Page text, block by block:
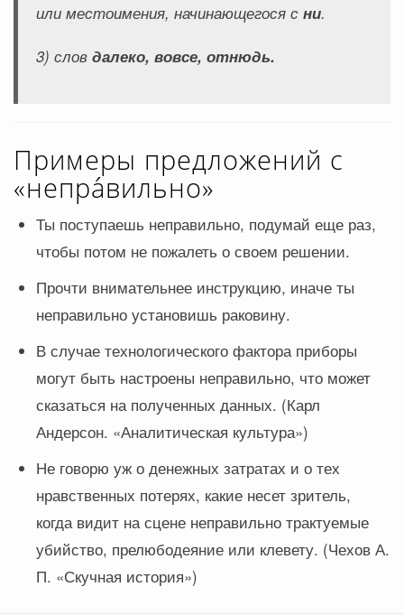
или местоимения, начинающегося с ни.
3) слов далеко, вовсе, отнюдь.
Примеры предложений с
«непра́вильно»
Ты поступаешь неправильно, подумай еще раз,
чтобы потом не пожалеть о своем решении.
Прочти внимательнее инструкцию, иначе ты
неправильно установишь раковину.
В случае технологического фактора приборы
могут быть настроены неправильно, что может
сказаться на полученных данных. (Карл
Андерсон. «Аналитическая культура»)
Не говорю уж о денежных затратах и о тех
нравственных потерях, какие несет зритель,
когда видит на сцене неправильно трактуемые
убийство, прелюбодеяние или клевету. (Чехов А.
П. «Скучная история»)